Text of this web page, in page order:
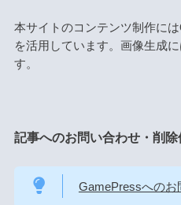
本サイトのコンテンツ制作に
を活用しています。画像生成
す。
記事へのお問い合わせ・削
GamePressへのお